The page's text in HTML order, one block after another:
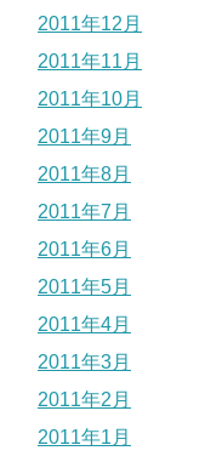
2011年12月
2011年11月
2011年10月
2011年9月
2011年8月
2011年7月
2011年6月
2011年5月
2011年4月
2011年3月
2011年2月
2011年1月